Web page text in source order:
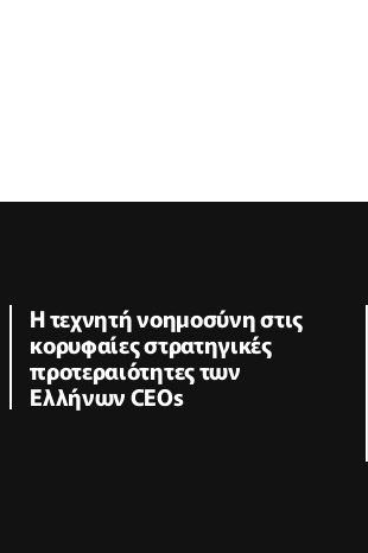
Η τεχνητή νοημοσύνη στις
κορυφαίες στρατηγικές
προτεραιότητες των
Ελλήνων CEOs